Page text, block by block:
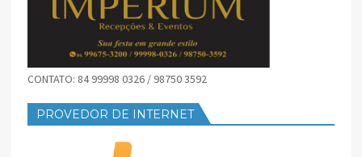
CONTATO: 84 99998 0326 / 98750 3592
PROVEDOR DE INTERNET